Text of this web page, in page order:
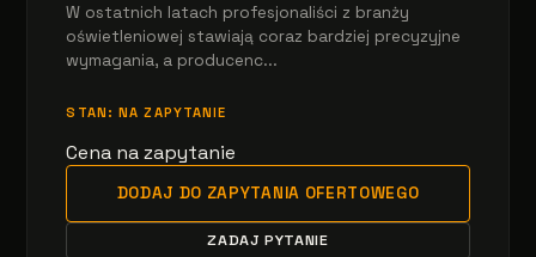
W ostatnich latach profesjonaliści z branży
oświetleniowej stawiają coraz bardziej precyzyjne
wymagania, a producenc...
STAN: NA ZAPYTANIE
Cena na zapytanie
DODAJ DO ZAPYTANIA OFERTOWEGO
ZADAJ PYTANIE